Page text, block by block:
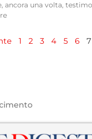
ancora una volta,
1 2 3 4 5 6 7